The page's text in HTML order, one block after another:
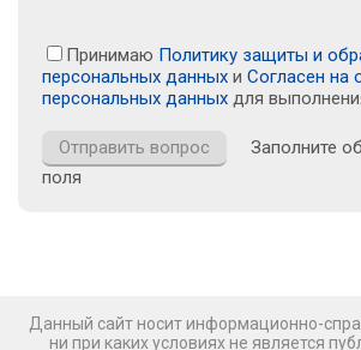
Принимаю Политику защиты и
персональных данных и Согласен на
персональных данных для
Заполните
поля
Данный сайт носит информационно-
ни при каких условиях не является